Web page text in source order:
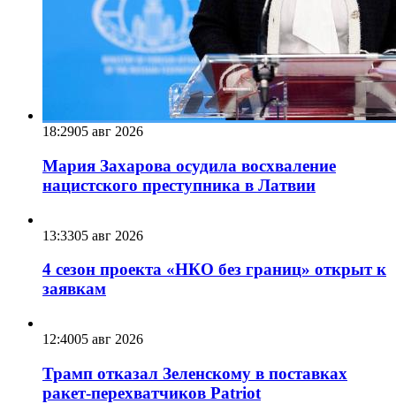
18:2905 авг 2026
Мария Захарова осудила восхваление
нацистского преступника в Латвии
13:3305 авг 2026
4 сезон проекта «НКО без границ» открыт к
заявкам
12:4005 авг 2026
Трамп отказал Зеленскому в поставках
ракет-перехватчиков Patriot